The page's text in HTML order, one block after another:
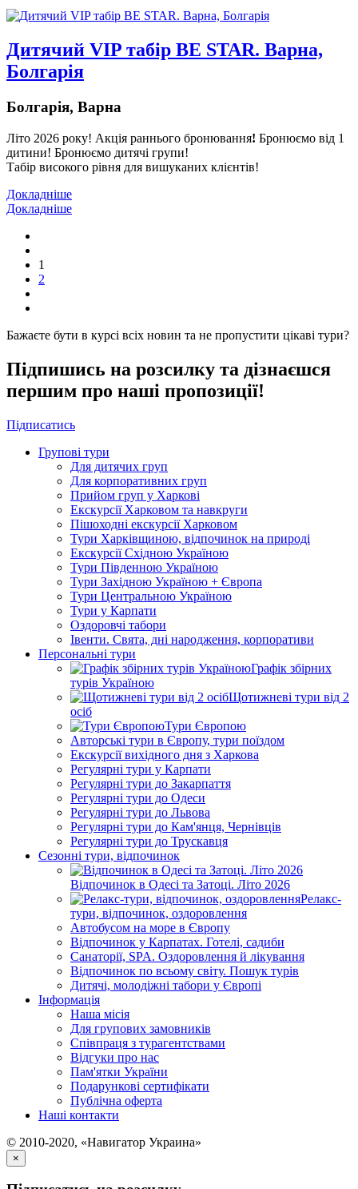
Дитячий VIP табір BE STAR. Варна,
Болгарія
Болгарія, Варна
Літо 2026 року! Акція раннього бронювання! Бронюємо від 1
дитини! Бронюємо дитячі групи!
Табір високого рівня для вишуканих клієнтів!
Докладніше
Докладніше
1
2
Бажаєте бути в курсі всіх новин та не пропустити цікаві тури?
Підпишись на розсилку та дізнаєшся
першим про наші пропозиції!
Підписатись
Групові тури
Для дитячих груп
Для корпоративних груп
Прийом груп у Харкові
Екскурсії Харковом та навкруги
Пішоходні екскурсії Харковом
Тури Харківщиною, відпочинок на природі
Екскурсії Східною Україною
Тури Південною Україною
Тури Західною Україною + Європа
Тури Центральною Україною
Тури у Карпати
Оздоровчі табори
Івенти. Свята, дні народження, корпоративи
Персональні тури
Графік збірних
турів Україною
Щотижневі тури від 2
осіб
Тури Європою
Авторські тури в Європу, тури поїздом
Екскурсії вихідного дня з Харкова
Регулярні тури у Карпати
Регулярні тури до Закарпаття
Регулярні тури до Одеси
Регулярні тури до Львова
Регулярні тури до Кам'янця, Чернівців
Регулярні тури до Трускавця
Сезонні тури, відпочинок
Відпочинок в Одесі та Затоці. Літо 2026
Релакс-
тури, відпочинок, оздоровлення
Автобусом на море в Європу
Відпочинок у Карпатах. Готелі, садиби
Санаторії, SPA. Оздоровлення й лікування
Відпочинок по всьому світу. Пошук турів
Дитячі, молодіжні табори у Європі
Інформація
Наша місія
Для групових замовників
Співпраця з турагентствами
Відгуки про нас
Пам'ятки України
Подарункові сертифікати
Публічна оферта
Наші контакти
© 2010-2020, «Навигатор Украина»
×